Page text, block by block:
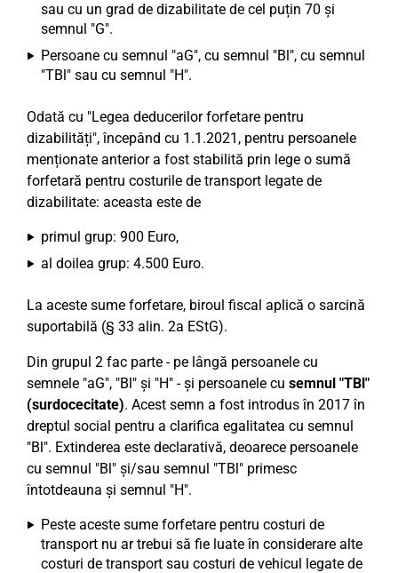
sau cu un grad de dizabilitate de cel puțin 70 și
semnul "G".
Persoane cu semnul "aG", cu semnul "Bl", cu semnul
"TBl" sau cu semnul "H".
Odată cu "Legea deducerilor forfetare pentru
dizabilități", începând cu 1.1.2021, pentru persoanele
menționate anterior a fost stabilită prin lege o sumă
forfetară pentru costurile de transport legate de
dizabilitate: aceasta este de
primul grup: 900 Euro,
al doilea grup: 4.500 Euro.
La aceste sume forfetare, biroul fiscal aplică o sarcină
suportabilă (§ 33 alin. 2a EStG).
Din grupul 2 fac parte - pe lângă persoanele cu
semnele "aG", "Bl" și "H" - și persoanele cu semnul "TBl"
(surdocecitate). Acest semn a fost introdus în 2017 în
dreptul social pentru a clarifica egalitatea cu semnul
"Bl". Extinderea este declarativă, deoarece persoanele
cu semnul "Bl" și/sau semnul "TBl" primesc
întotdeauna și semnul "H".
Peste aceste sume forfetare pentru costuri de
transport nu ar trebui să fie luate în considerare alte
costuri de transport sau costuri de vehicul legate de